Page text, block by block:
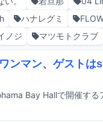
ハナレグミ
ノジ マツモトクラブ
ンマン、ゲストは